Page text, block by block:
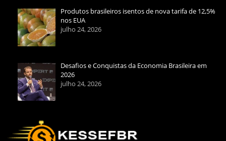
Produtos brasileiros isentos de nova tarifa de 12,5%
nos EUA
julho 24, 2026
Desafios e Conquistas da Economia Brasileira em
2026
julho 24, 2026